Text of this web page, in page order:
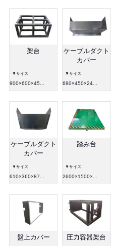
架台
▼サイズ
900×600×45...
ケーブルダクト
カバー
▼サイズ
690×450×24...
ケーブルダクト
カバー
▼サイズ
610×360×87...
踏み台
▼サイズ
2600×1500×...
盤上カバー 圧力容器架台